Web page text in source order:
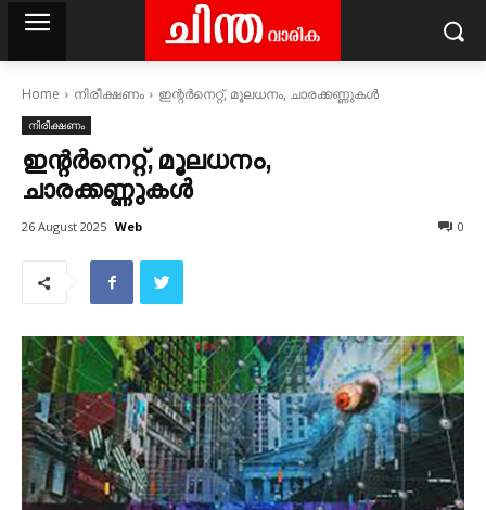
Home നിരീക്ഷണം ഇന്റർനെറ്റ്, മൂലധനം, ചാരക്കണ്ണുകൾ
നിരീക്ഷണം
ഇന്റർനെറ്റ്, മൂലധനം,
ചാരക്കണ്ണുകൾ
26 August 2025 Web 0